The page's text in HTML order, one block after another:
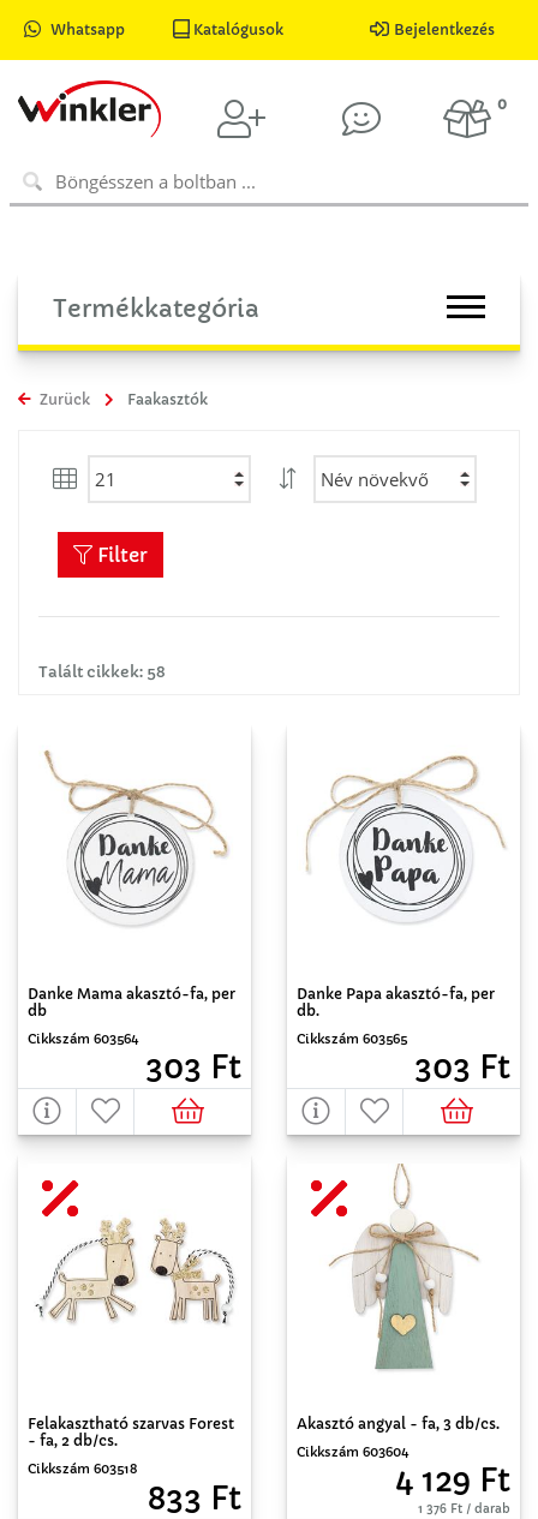
Whatsapp Katalógusok Bejelentkezés
0
Termékkategória
Zurück Faakasztók
Talált cikkek: 58
Filter
Danke Mama akasztó-fa, per
db
Cikkszám 603564
303 Ft
Danke Papa akasztó-fa, per
db.
Cikkszám 603565
303 Ft
Felakasztható szarvas Forest
- fa, 2 db/cs.
Cikkszám 603518
833 Ft
Akasztó angyal - fa, 3 db/cs.
Cikkszám 603604
4 129 Ft
1 376 Ft / darab